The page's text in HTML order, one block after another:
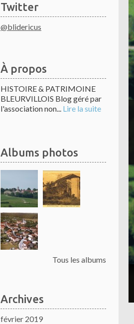
Twitter
@blidericus
À propos
HISTOIRE & PATRIMOINE
BLEURVILLOIS Blog géré par
l'association non... Lire la suite
Albums photos
Tous les albums
Archives
février 2019